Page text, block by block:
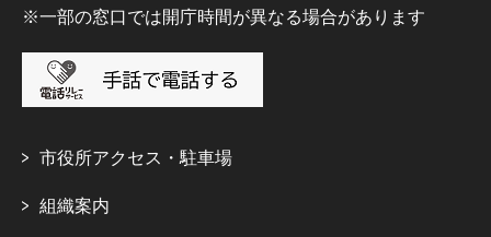
※一部の窓口では開庁時間が異なる場合があります
市役所アクセス・駐車場
組織案内